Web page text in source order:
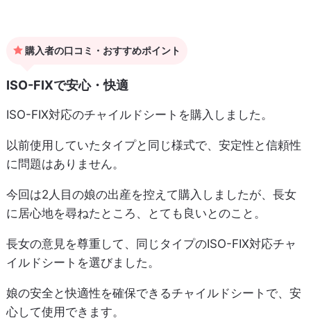
購入者の口コミ・おすすめポイント
ISO-FIXで安心・快適
ISO-FIX対応のチャイルドシートを購入しました。
以前使用していたタイプと同じ様式で、安定性と信頼性
に問題はありません。
今回は2人目の娘の出産を控えて購入しましたが、長女
に居心地を尋ねたところ、とても良いとのこと。
長女の意見を尊重して、同じタイプのISO-FIX対応チャ
イルドシートを選びました。
娘の安全と快適性を確保できるチャイルドシートで、安
心して使用できます。